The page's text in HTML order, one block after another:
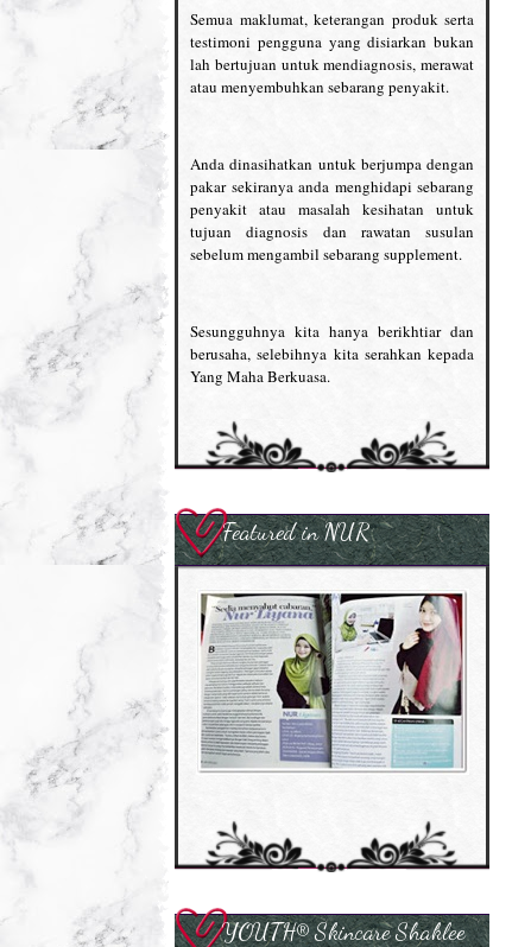
Semua maklumat, keterangan produk serta
testimoni pengguna yang disiarkan bukan
lah bertujuan untuk mendiagnosis, merawat
atau menyembuhkan sebarang penyakit.
Anda dinasihatkan untuk berjumpa dengan
pakar sekiranya anda menghidapi sebarang
penyakit atau masalah kesihatan untuk
tujuan diagnosis dan rawatan susulan
sebelum mengambil sebarang supplement.
Sesungguhnya kita hanya berikhtiar dan
berusaha, selebihnya kita serahkan kepada
Yang Maha Berkuasa.
Featured in NUR
YOUTH® Skincare Shaklee